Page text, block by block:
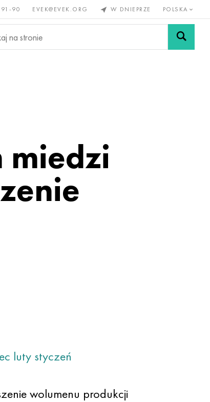
90 EVEK@EVEK.ORG W DNIEPRZE POLSKA
Stali Siatki i
miedzi
luty styczeń
wolumenu produkcji